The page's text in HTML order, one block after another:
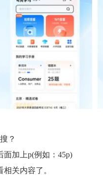
？
加上p(例如：45p)
关内容了。